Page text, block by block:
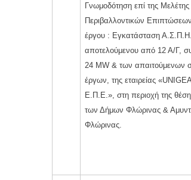
Γνωμοδότηση επί της Μελέτης
Περιβαλλοντικών
έργου : Εγκατάσταση
αποτελούμενου από 12 Α/Γ,
24 MW & των απαιτούμενων
έργων, της εταιρείας
Ε.Π.Ε.», στη περιοχή της
των Δήμων Φλώρινας &
Φλώρινας.